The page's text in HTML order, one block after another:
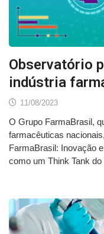
Observatório
indústria
11/08/2023
O Grupo FarmaBrasil,
farmacêuticas
FarmaBrasil: Inovação
como um Think Tank